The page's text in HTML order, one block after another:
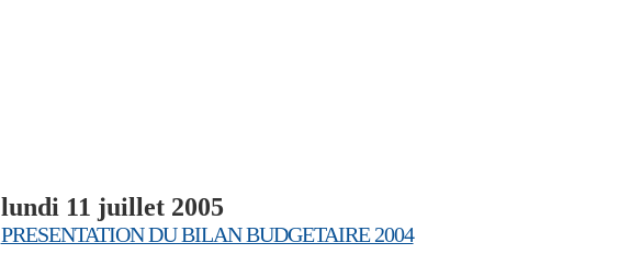
lundi 11 juillet 2005
PRESENTATION DU BILAN BUDGETAIRE 2004